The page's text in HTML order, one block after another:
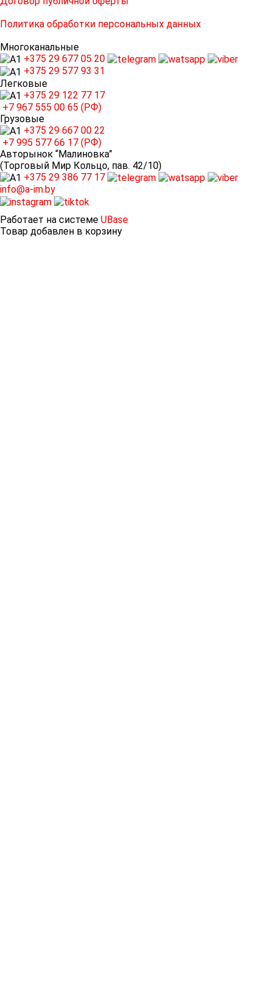
Политика обработки персональных данных
Многоканальные
+375 29 677 05 20
+375 29 577 93 31
Легковые
+375 29 122 77 17
+7 967 555 00 65 (РФ)
Грузовые
+375 29 667 00 22
+7 995 577 66 17 (РФ)
Авторынок “Малиновка”
(Торговый Мир Кольцо, пав. 42/10)
+375 29 386 77 17
info@a-im.by
Работает на системе UBase
Товар добавлен в корзину